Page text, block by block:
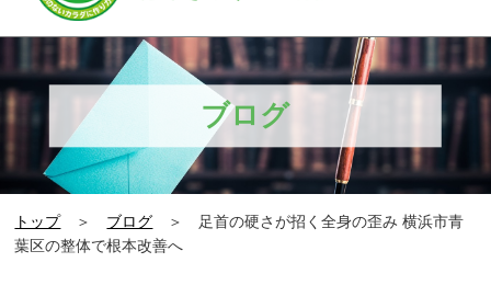
料金案内
院紹介・アクセス
症状別施術メニュー
交通事故|むち打ち
肩こり
腰の痛み・ぎっくり腰
ブログ
トップ＞ ブログ ＞ 足首の硬さが招く全身の歪み 横浜市青
葉区の整体で根本改善へ